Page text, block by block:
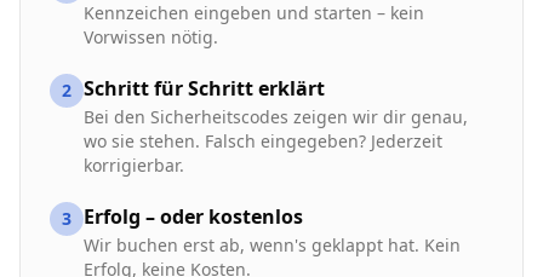
Kennzeichen eingeben und starten – kein
Vorwissen nötig.
2 Schritt für Schritt erklärt
Bei den Sicherheitscodes zeigen wir dir genau,
wo sie stehen. Falsch eingegeben? Jederzeit
korrigierbar.
3 Erfolg – oder kostenlos
Wir buchen erst ab, wenn's geklappt hat. Kein
Erfolg, keine Kosten.